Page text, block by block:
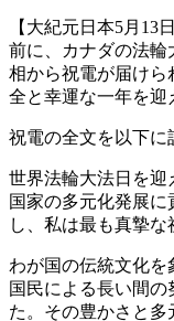
【大紀元日本5月13
前に、カナダの法輪
相から祝電が届けら
全と幸運な一年を迎
祝電の全文を以下に
世界法輪大法日を迎
国家の多元化発展
し、私は最も真摯な
わが国の伝統文化
国民による長い間
た。その豊かさと